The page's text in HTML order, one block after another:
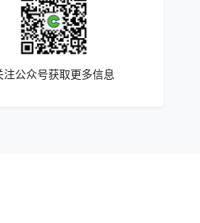
注公众号获取更多信息